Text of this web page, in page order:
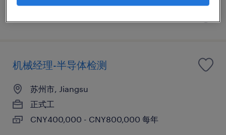
机械经理-半导体检测
苏州市, Jiangsu
正式工
CNY400,000 - CNY800,000 每年